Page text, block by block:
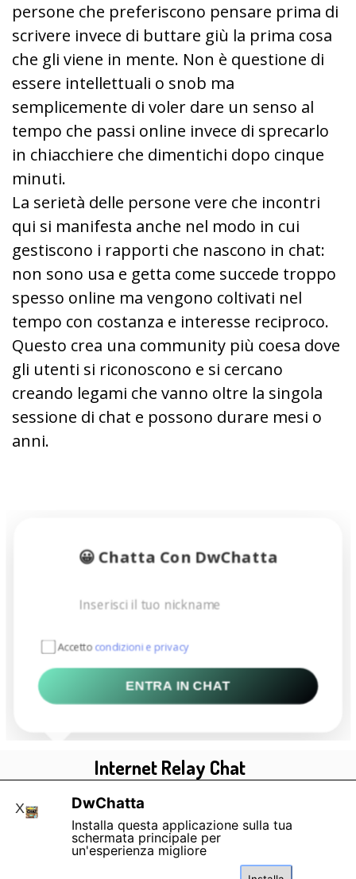
persone che preferiscono pensare prima di
scrivere invece di buttare giù la prima cosa
che gli viene in mente. Non è questione di
essere intellettuali o snob ma
semplicemente di voler dare un senso al
tempo che passi online invece di sprecarlo
in chiacchiere che dimentichi dopo cinque
minuti.
La serietà delle persone vere che incontri
qui si manifesta anche nel modo in cui
gestiscono i rapporti che nascono in chat:
non sono usa e getta come succede troppo
spesso online ma vengono coltivati nel
tempo con costanza e interesse reciproco.
Questo crea una community più coesa dove
gli utenti si riconoscono e si cercano
creando legami che vanno oltre la singola
sessione di chat e possono durare mesi o
anni.
😀 Chatta Con DwChatta
Accettocondizioni e privacy
ENTRA IN CHAT
Internet Relay Chat
Blog
Guida Della Chat
DwChatta
Installa questa applicazione sulla tua
schermata principale per
un'esperienza migliore
X